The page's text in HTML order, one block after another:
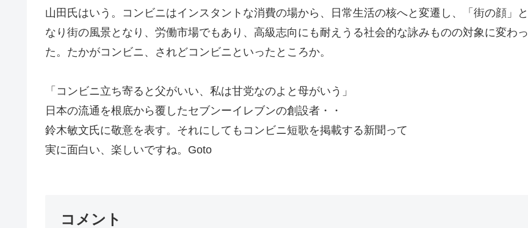
山田氏はいう。コンビニはインスタントな消費の場から、日常生活の核へと変遷し、「街の顔」と
なり街の風景となり、労働市場でもあり、高級志向にも耐えうる社会的な詠みものの対象に変わっ
た。たかがコンビニ、されどコンビニといったところか。
「コンビニ立ち寄ると父がいい、私は甘党なのよと母がいう」
日本の流通を根底から覆したセブンーイレブンの創設者・・
鈴木敏文氏に敬意を表す。それにしてもコンビニ短歌を掲載する新聞って
実に面白い、楽しいですね。Goto
コメント